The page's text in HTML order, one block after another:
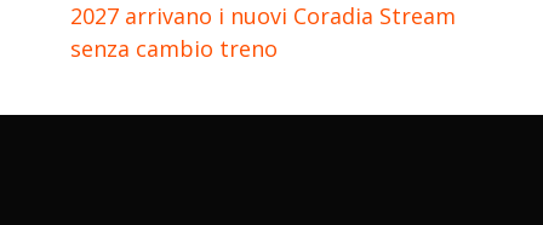
2027 arrivano i nuovi Coradia Stream
senza cambio treno